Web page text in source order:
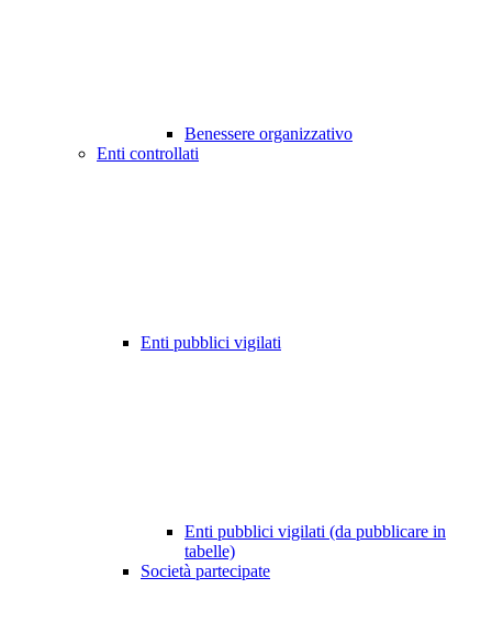
Benessere organizzativo
Enti controllati
Enti pubblici vigilati
Enti pubblici vigilati (da pubblicare in
tabelle)
Società partecipate